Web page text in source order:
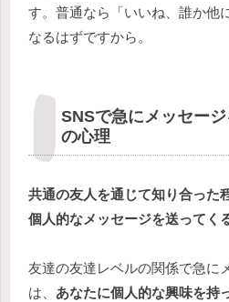
す。普通なら「いいね、誰か他
なるはずですから。
SNSで急にメッセー
の心理
共通の友人を通じて知り合った
個人的なメッセージを送ってく
友達の友達レベルの関係で急に
は、 あなたに個人的な興味を持